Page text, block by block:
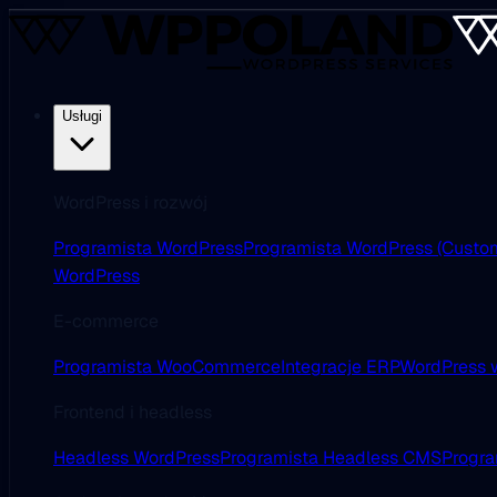
Usługi
Programista WordPressProgramista WordPress
WordPress
Programista WooCommerceIntegracje ERPWordPress
Headless WordPressProgramista Headless CMS